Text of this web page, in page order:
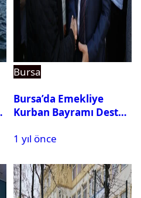
Bursa
Bursa’da Emekliye
Kurban Bayramı Destek
1 yıl önce